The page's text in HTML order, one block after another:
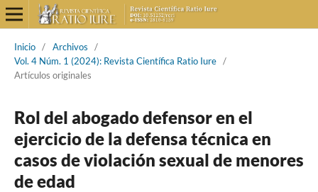
Inicio / Archivos
/
Vol. 4 Núm. 1 (2024): Revista Científica Ratio Iure /
Artículos originales
Rol del abogado defensor en el
ejercicio de la defensa técnica en
casos de violación sexual de menores
de edad